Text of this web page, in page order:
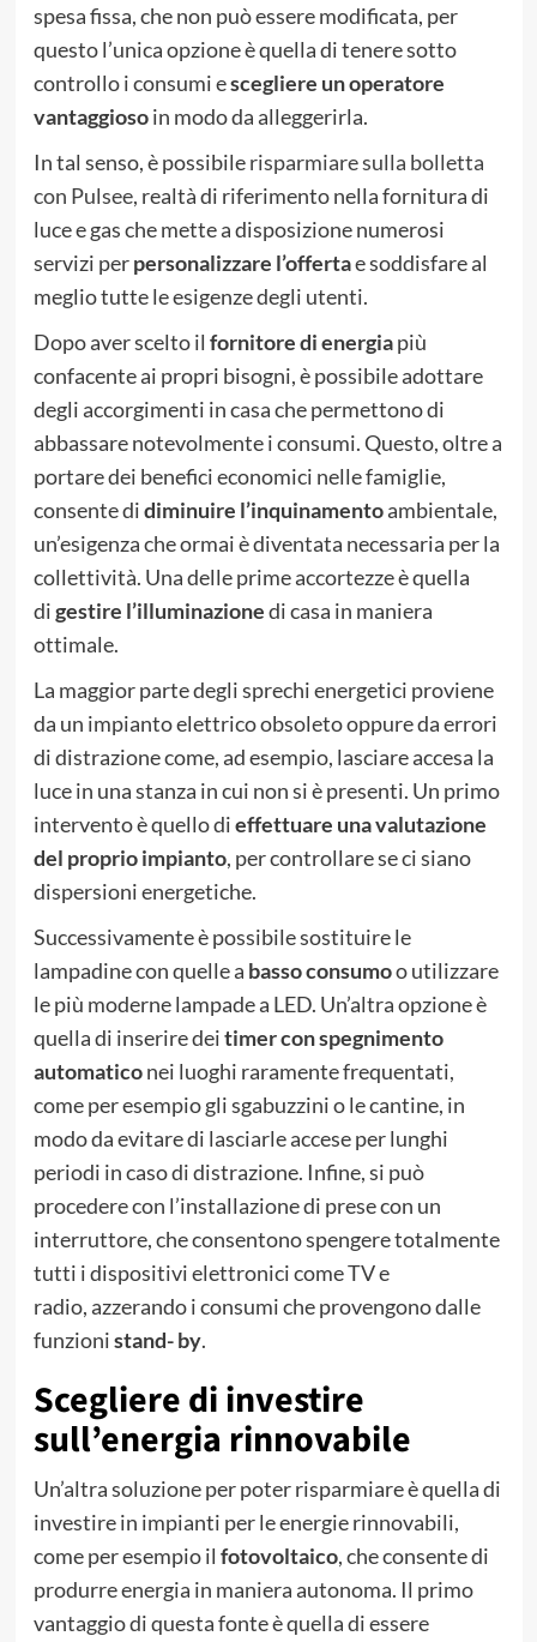
spesa fissa, che non può essere modificata, per
questo l’unica opzione è quella di tenere sotto
controllo i consumi escegliere un operatore
vantaggiosoin modo da alleggerirla.
In tal senso, è possibilerisparmiare sulla bolletta
con Pulsee, realtà di riferimento nella fornitura di
luce e gas che mette a disposizione numerosi
servizi perpersonalizzare l’offertae soddisfare al
meglio tutte le esigenze degli utenti.
Dopo aver scelto il fornitore di energiapiù
confacente ai propri bisogni, è possibile adottare
degli accorgimenti in casa che permettono di
abbassare notevolmente i consumi. Questo, oltre a
portare dei benefici economici nelle famiglie,
consente didiminuire l’inquinamentoambientale,
un’esigenza che ormai è diventata necessaria per la
collettività. Una delle prime accortezze è quella
digestire l’illuminazionedi casa in maniera
ottimale.
La maggior parte degli sprechi energetici proviene
da un impianto elettrico obsoleto oppure da errori
di distrazione come, ad esempio, lasciare accesa la
luce in una stanza in cui non si è presenti. Un primo
intervento è quello dieffettuare una valutazione
del proprio impianto, per controllare se ci siano
dispersioni energetiche.
Successivamente è possibile sostituire le
lampadine con quelle a basso consumoo utilizzare
le più moderne lampade a LED. Un’altra opzione è
quella di inserire deitimer con spegnimento
automaticonei luoghi raramente frequentati,
come per esempio gli sgabuzzini o le cantine, in
modo da evitare di lasciarle accese per lunghi
periodi in caso di distrazione. Infine, si può
procedere con l’installazione di prese con un
interruttore, che consentono spengere totalmente
tutti i dispositivi elettronici come TV e
radio, azzerando i consumi che provengono dalle
funzionistand- by.
Scegliere di investire
sull’energia rinnovabile
Un’altra soluzione per poter risparmiare è quella di
investire in impianti per le energie rinnovabili,
come per esempio il fotovoltaico, che consente di
produrre energia in maniera autonoma. Il primo
vantaggio di questa fonte è quella di essere